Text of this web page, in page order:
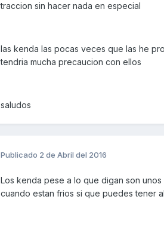
traccion sin hacer nada en especial
las kenda las pocas veces que las he
tendria mucha precaucion con ellos
saludos
Publicado 2 de Abril del 2016
Los kenda pese a lo que digan son
cuando estan frios si que puedes tener